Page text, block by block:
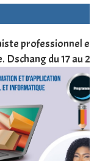
en 10 jours de
au 27 janvier 2022